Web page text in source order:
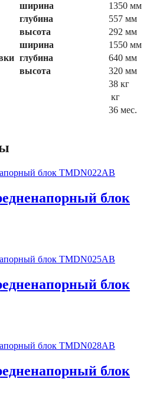
ширина
1350 мм
глубина
557 мм
высота
292 мм
ширина
1550 мм
глубина
640 мм
высота
320 мм
38 кг
кг
36 мес.
блок
блок
блок